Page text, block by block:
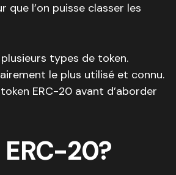
l’on puisse classer les
types de token.
le plus utilisé et connu.
ERC-20 avant d’aborder
20?